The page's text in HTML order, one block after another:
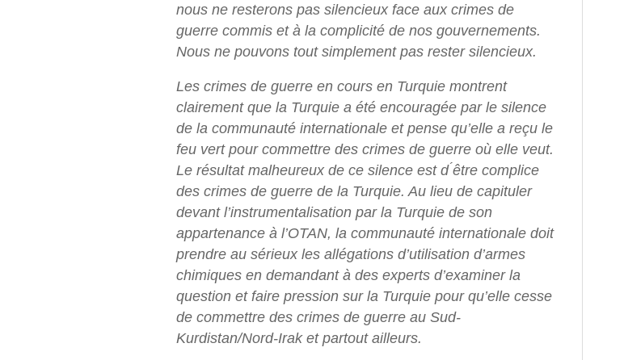
nous ne resterons pas silencieux face aux crimes de
guerre commis et à la complicité de nos gouvernements.
Nous ne pouvons tout simplement pas rester silencieux.
Les crimes de guerre en cours en Turquie montrent
clairement que la Turquie a été encouragée par le silence
de la communauté internationale et pense qu’elle a reçu le
feu vert pour commettre des crimes de guerre où elle veut.
Le résultat malheureux de ce silence est d ́être complice
des crimes de guerre de la Turquie. Au lieu de capituler
devant l’instrumentalisation par la Turquie de son
appartenance à l’OTAN, la communauté internationale doit
prendre au sérieux les allégations d’utilisation d’armes
chimiques en demandant à des experts d’examiner la
question et faire pression sur la Turquie pour qu’elle cesse
de commettre des crimes de guerre au Sud-
Kurdistan/Nord-Irak et partout ailleurs.